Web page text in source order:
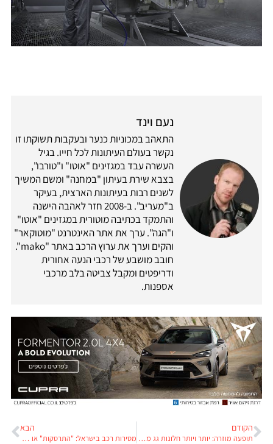
נעם וינד
התאהב במכוניות כנער ובעקבות תשוקתו זו
נקשר בעולם העיתונות לכל חייו. בגיל
העשרה עבד במגזינים "אוטו" ו"טורבו",
בצבא שירת בעיתון "במחנה" ומשם המשיך
לשנים רבות בעיתונות הארצית, בעיקר
ב"מעריב". ב-2008 חזר לאהבה הישנה
והתמקד בכתיבה מוטורית במגזינים "אוטו"
ו"הגה". ערך את אתר האינטרנט "מוטוקאר"
והקים וערך את ערוץ הרכב באתר "mako".
חובב מושבע של רכבי הנעה אחורית
ודריפטים ומקבל צביטה בלב מרכבי
אספנות.
הקודם
תופעה מוזרה: יותר ויותר חלונות גג מתנפצים מעצמם
הבא
מסירות רכב בישראל: "התרסקות" או שנת שיא?